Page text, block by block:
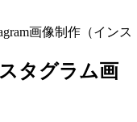
画像制作（インス
タグラム画